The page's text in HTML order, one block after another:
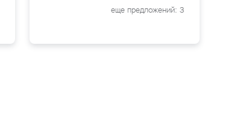
еще предложений: 3